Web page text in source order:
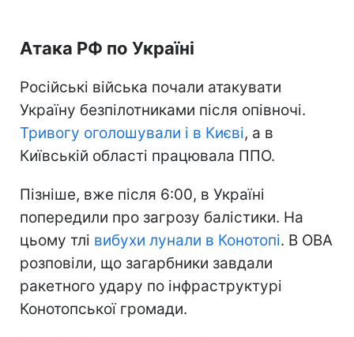
Атака РФ по Україні
Російські війська почали атакувати
Україну безпілотниками після опівночі.
Тривогу оголошували і в Києві, а в
Київській області працювала ППО.
Пізніше, вже після 6:00, в Україні
попередили про загрозу балістики. На
цьому тлі вибухи лунали в Конотопі. В ОВА
розповіли, що загарбники завдали
ракетного удару по інфраструктурі
Конотопської громади.